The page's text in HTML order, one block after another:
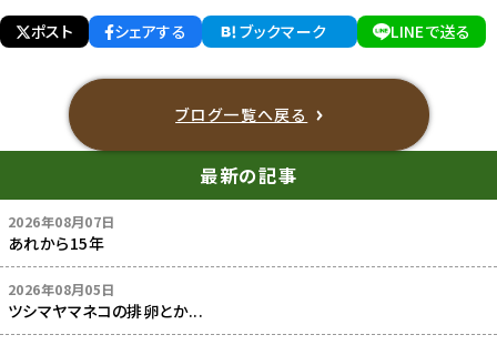
ポスト
シェアする ブックマーク LINEで送る
ブログ一覧へ戻る
最新の記事
2026年08月07日
あれから15年
2026年08月05日
ツシマヤマネコの排卵とか...